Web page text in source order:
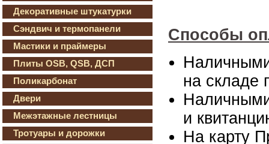
Декоративные штукатурки
Сэндвич и термопанели
Мастики и праймеры
Плиты OSB, QSB, ДСП
Поликарбонат
Двери
Межэтажные лестницы
Тротуары и дорожки
Способы
на складе
и
На карту